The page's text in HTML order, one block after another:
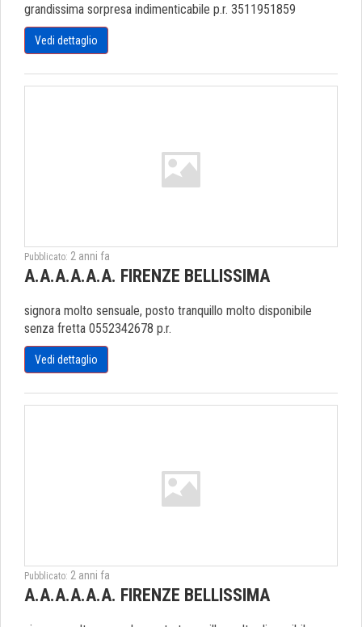
grandissima sorpresa indimenticabile p.r. 3511951859
Vedi dettaglio
Pubblicato: 2 anni fa
A.A.A.A.A.A. FIRENZE BELLISSIMA
signora molto sensuale, posto tranquillo molto disponibile
senza fretta 0552342678 p.r.
Vedi dettaglio
Pubblicato: 2 anni fa
A.A.A.A.A.A. FIRENZE BELLISSIMA